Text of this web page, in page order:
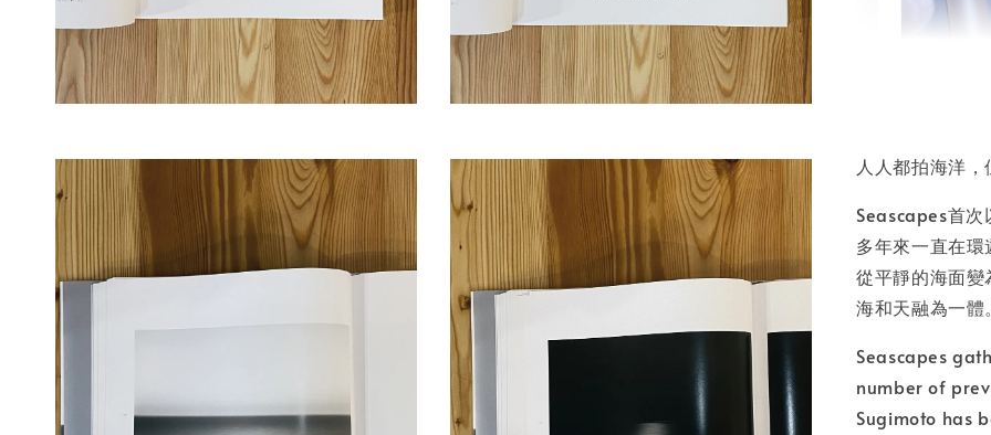
NT$ 50
加
人人都拍海洋
Seascapes首
多年來一直在
從平靜的海面
海和天融為一
Seascapes
number of
Sugimoto has